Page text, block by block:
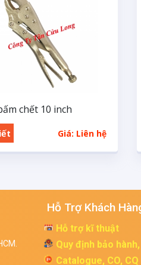
chết 10 inch
Giá: Liên hệ
Hỗ Trợ Khách
Hỗ trợ kĩ thuật
Quy định bảo
Catalogue, CO, CQ